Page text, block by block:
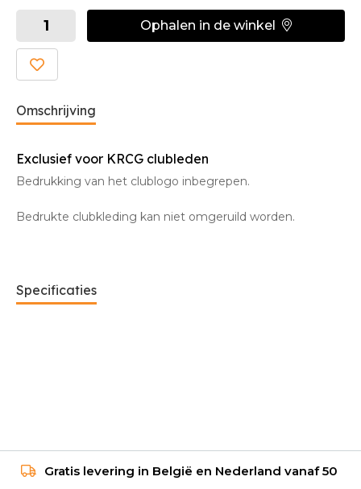
Ophalen in de winkel
Omschrijving
Exclusief voor KRCG clubleden
Bedrukking van het clublogo inbegrepen.
Bedrukte clubkleding kan niet omgeruild worden.
Specificaties
Gratis levering in België en Nederland vanaf 50